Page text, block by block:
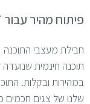
פיתוח מהיר עבור TFT